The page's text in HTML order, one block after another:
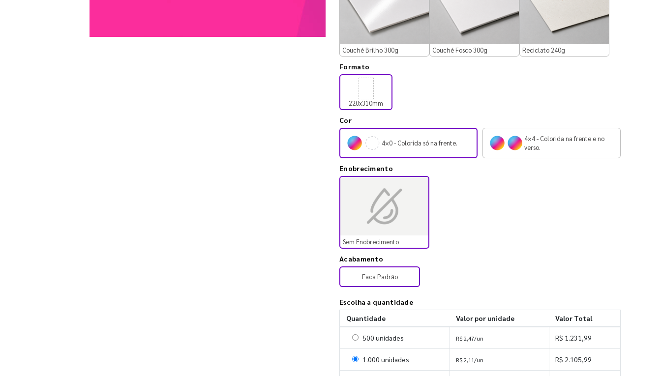
Couché Brilho 300g Couché Fosco 300g Reciclato 240g
Formato
220x310mm
Cor
4×0 - Colorida só na frente.
4×4 - Colorida na frente e no
verso.
Enobrecimento
Sem Enobrecimento
Acabamento
Faca Padrão
Escolha a quantidade
Quantidade
Valor por unidade Valor Total
Selecionar 500 unidades
500 unidades R$ 2,47/un R$ 1.231,99
Selecionar 1000 unidades
1.000 unidades R$ 2,11/un R$ 2.105,99